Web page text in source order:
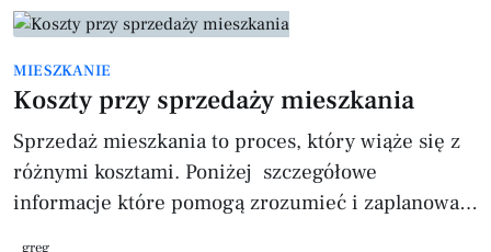
różnic jest kluczowe dla kupujących,
sprzedających, jak i inwestorów na rynku
mieszkaniowym. Cena ofertowa Definicja Cena
ofertowa to kwota, którą sprzedający proponuje za
swoją nieruchomość na rynku. Jest to cen
MIESZKANIE
Koszty przy sprzedaży mieszkania
Sprzedaż mieszkania to proces, który wiąże się z
różnymi kosztami. Poniżej szczegółowe
informacje które pomogą zrozumieć i zaplanować
greg